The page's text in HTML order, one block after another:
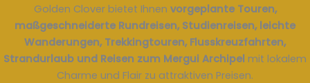
Golden Clover bietet Ihnen vorgeplante Touren,
maßgeschneiderte Rundreisen, Studienreisen, leichte
Wanderungen, Trekkingtouren, Flusskreuzfahrten,
Strandurlaub und Reisen zum Mergui Archipel mit lokalem
Charme und Flair zu attraktiven Preisen.